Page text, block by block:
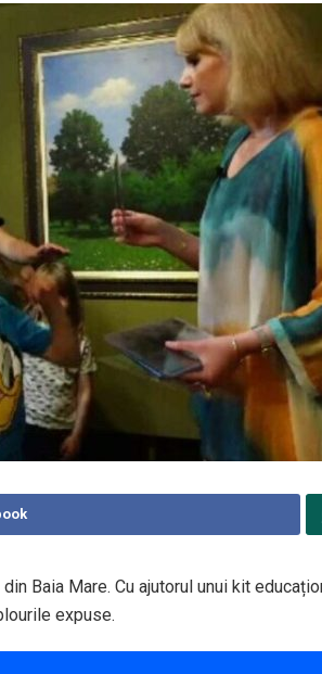
Baia Mare. Cu ajutorul unui kit
expuse.